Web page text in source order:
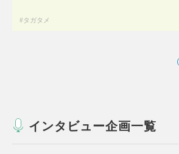
タガタメ
インタビュー企画一覧